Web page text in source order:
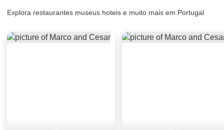
Explora restaurantes museus hoteis e muito mais em Portugal